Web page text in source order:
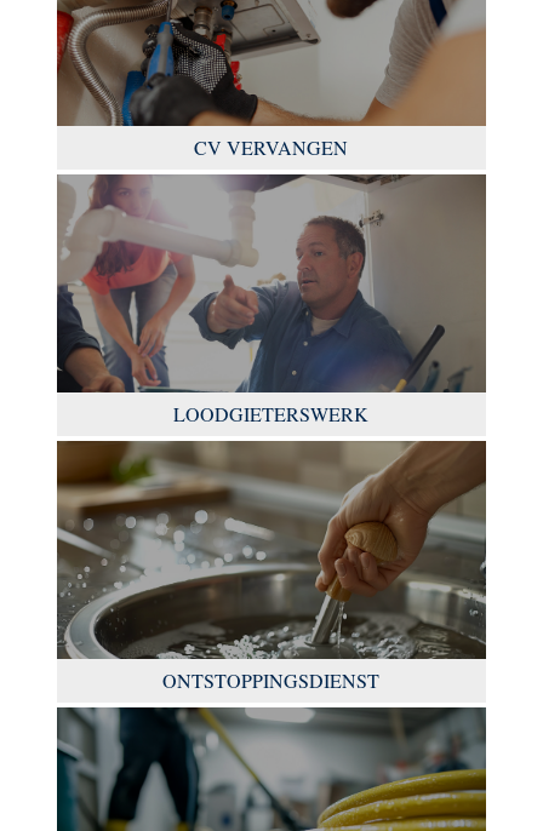
CV VERVANGEN
LOODGIETERSWERK
ONTSTOPPINGSDIENST